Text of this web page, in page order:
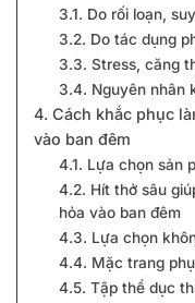
3.1. Do rối loạn,
3.2. Do tác dụng
3.3. Stress, căng
3.4. Nguyên nhân
4. Cách khắc phục
vào ban đêm
4.1. Lựa chọn sản
4.2. Hít thở sâu
hỏa vào ban đêm
4.3. Lựa chọn
4.4. Mặc trang
4.5. Tập thể dục